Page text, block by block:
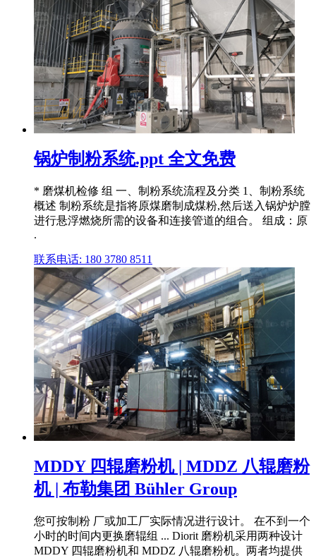
锅炉制粉系统.ppt 全文免费
* 磨煤机检修 组 一、制粉系统流程及分类 1、制粉系统
概述 制粉系统是指将原煤磨制成煤粉,然后送入锅炉炉膛
进行悬浮燃烧所需的设备和连接管道的组合。 组成：原
.
联系电话: 180 3780 8511
MDDY 四辊磨粉机 | MDDZ 八辊磨粉
机 | 布勒集团 Bühler Group
您可按制粉 厂或加工厂实际情况进行设计。 在不到一个
小时的时间内更换磨辊组 ... Diorit 磨粉机采用两种设计
MDDY 四辊磨粉机和 MDDZ 八辊磨粉机。两者均提供